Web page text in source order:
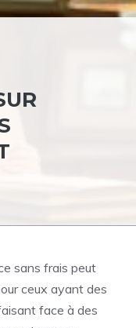
sans frais peut
ceux ayant des
face à des